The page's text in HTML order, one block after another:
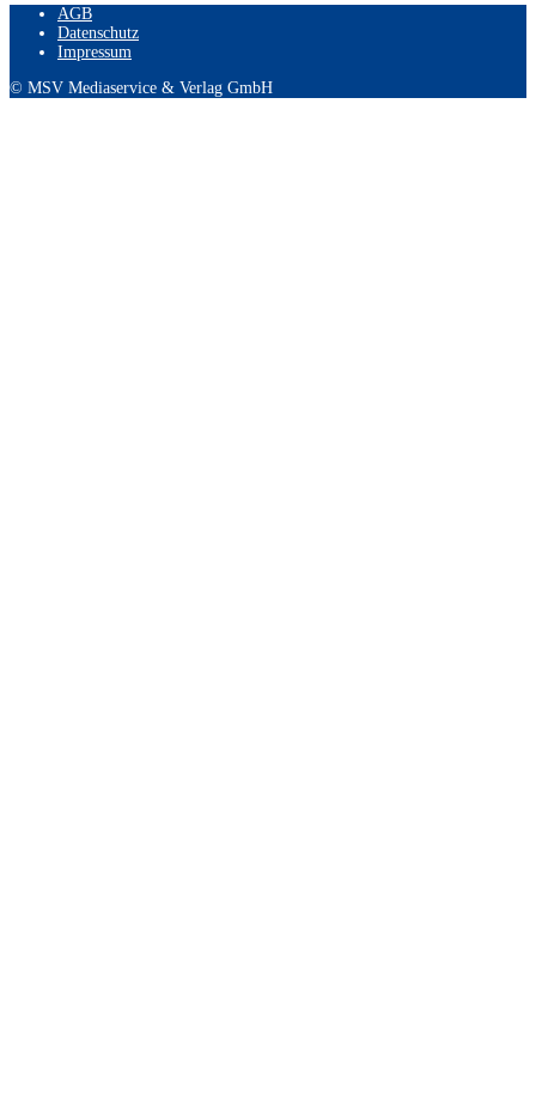
AGB
Datenschutz
Impressum
© MSV Mediaservice & Verlag GmbH